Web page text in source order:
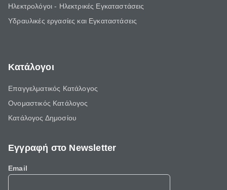
Ηλεκτρολόγοι - Ηλεκτρικές Εγκαταστάσεις
Υδραυλικές εργασίες και Εγκαταστάσεις
Κατάλογοι
Επαγγελματικός Κατάλογος
Ονομαστικός Κατάλογος
Κατάλογος Δημοσίου
Εγγραφή στο Newsletter
Email